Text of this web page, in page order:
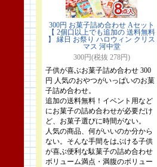
300円 お菓子詰め合わせ Aセット
【 2個口以上でも追加の 送料無料
】 縁日 お祭り ハロウィン クリス
マス 河中堂
300円(税抜 278円)
子供が喜ぶお菓子詰め合わせ 300
円 人気のおやつがいっぱいのお菓
子詰め合わせ。
追加の送料無料！イベント用など
にお菓子の詰め合わせが必要だけ
ど、お菓子選びに時間がない。
人気の商品、何がいいのか分から
ない。そんな手間をはぶける子供
が喜ぶ便利な駄菓子の詰め合わせ
ボリューム満点・満腹のボリュー